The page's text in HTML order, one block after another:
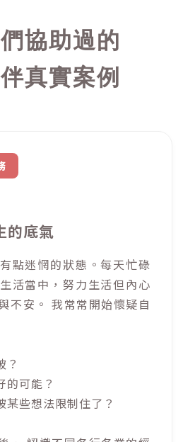
協助過的
真實案例
的底氣
點迷惘的狀態。每天忙碌
活當中，努力生活但內心
不安。 我常常開始懷疑自
？
的可能？
些想法限制住了？